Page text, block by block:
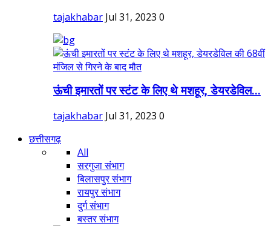
tajakhabar Jul 31, 2023 0
ऊंची इमारतों पर स्टंट के लिए थे मशहूर, डेयरडेविल...
tajakhabar Jul 31, 2023 0
छत्तीसगढ़
All
सरगुजा संभाग
बिलासपुर संभाग
रायपुर संभाग
दुर्ग संभाग
बस्तर संभाग